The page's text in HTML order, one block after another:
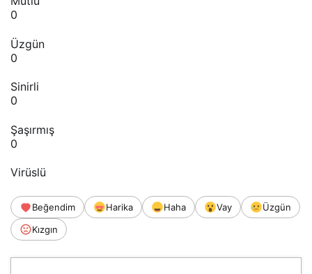
0
Üzgün
0
Sinirli
0
Şaşırmış
0
Virüslü
Beğendim Harika Haha Vay
Üzgün
Kızgın